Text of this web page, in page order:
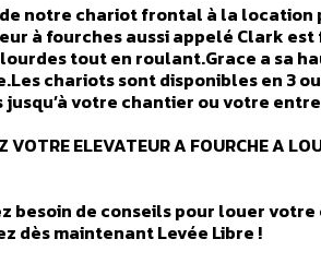
notre chariot frontal à la location
à fourches aussi appelé Clark
tout en roulant.Grace a sa
chariots sont disponibles en 3
jusqu’à votre chantier ou votre
VOTRE ELEVATEUR A FOURCHE A
besoin de conseils pour louer
dès maintenant Levée Libre !